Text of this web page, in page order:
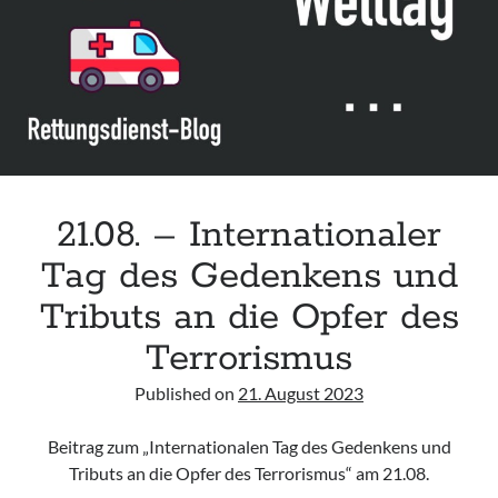
Assessment and Management in the Emergency Department“ der IAEM
Leitlinie „Use of VV ECMO in paediatric patients for the treatment of
acute respiratory failure“ der Polish Society of Anaesthesiology and
Intensive Therapy
Leitlinie „Management of Hypercalcaemia in Adult Patients in the
Emergency Department“ der IAEM
Leitlinie „Behavioural Emergencies in Emergency Departments“ der IFEM
21.08. – Internationaler
Tag des Gedenkens und
Tributs an die Opfer des
Terrorismus
Published on 21. August 2023
Beitrag zum „Internationalen Tag des Gedenkens und
Tributs an die Opfer des Terrorismus“ am 21.08.